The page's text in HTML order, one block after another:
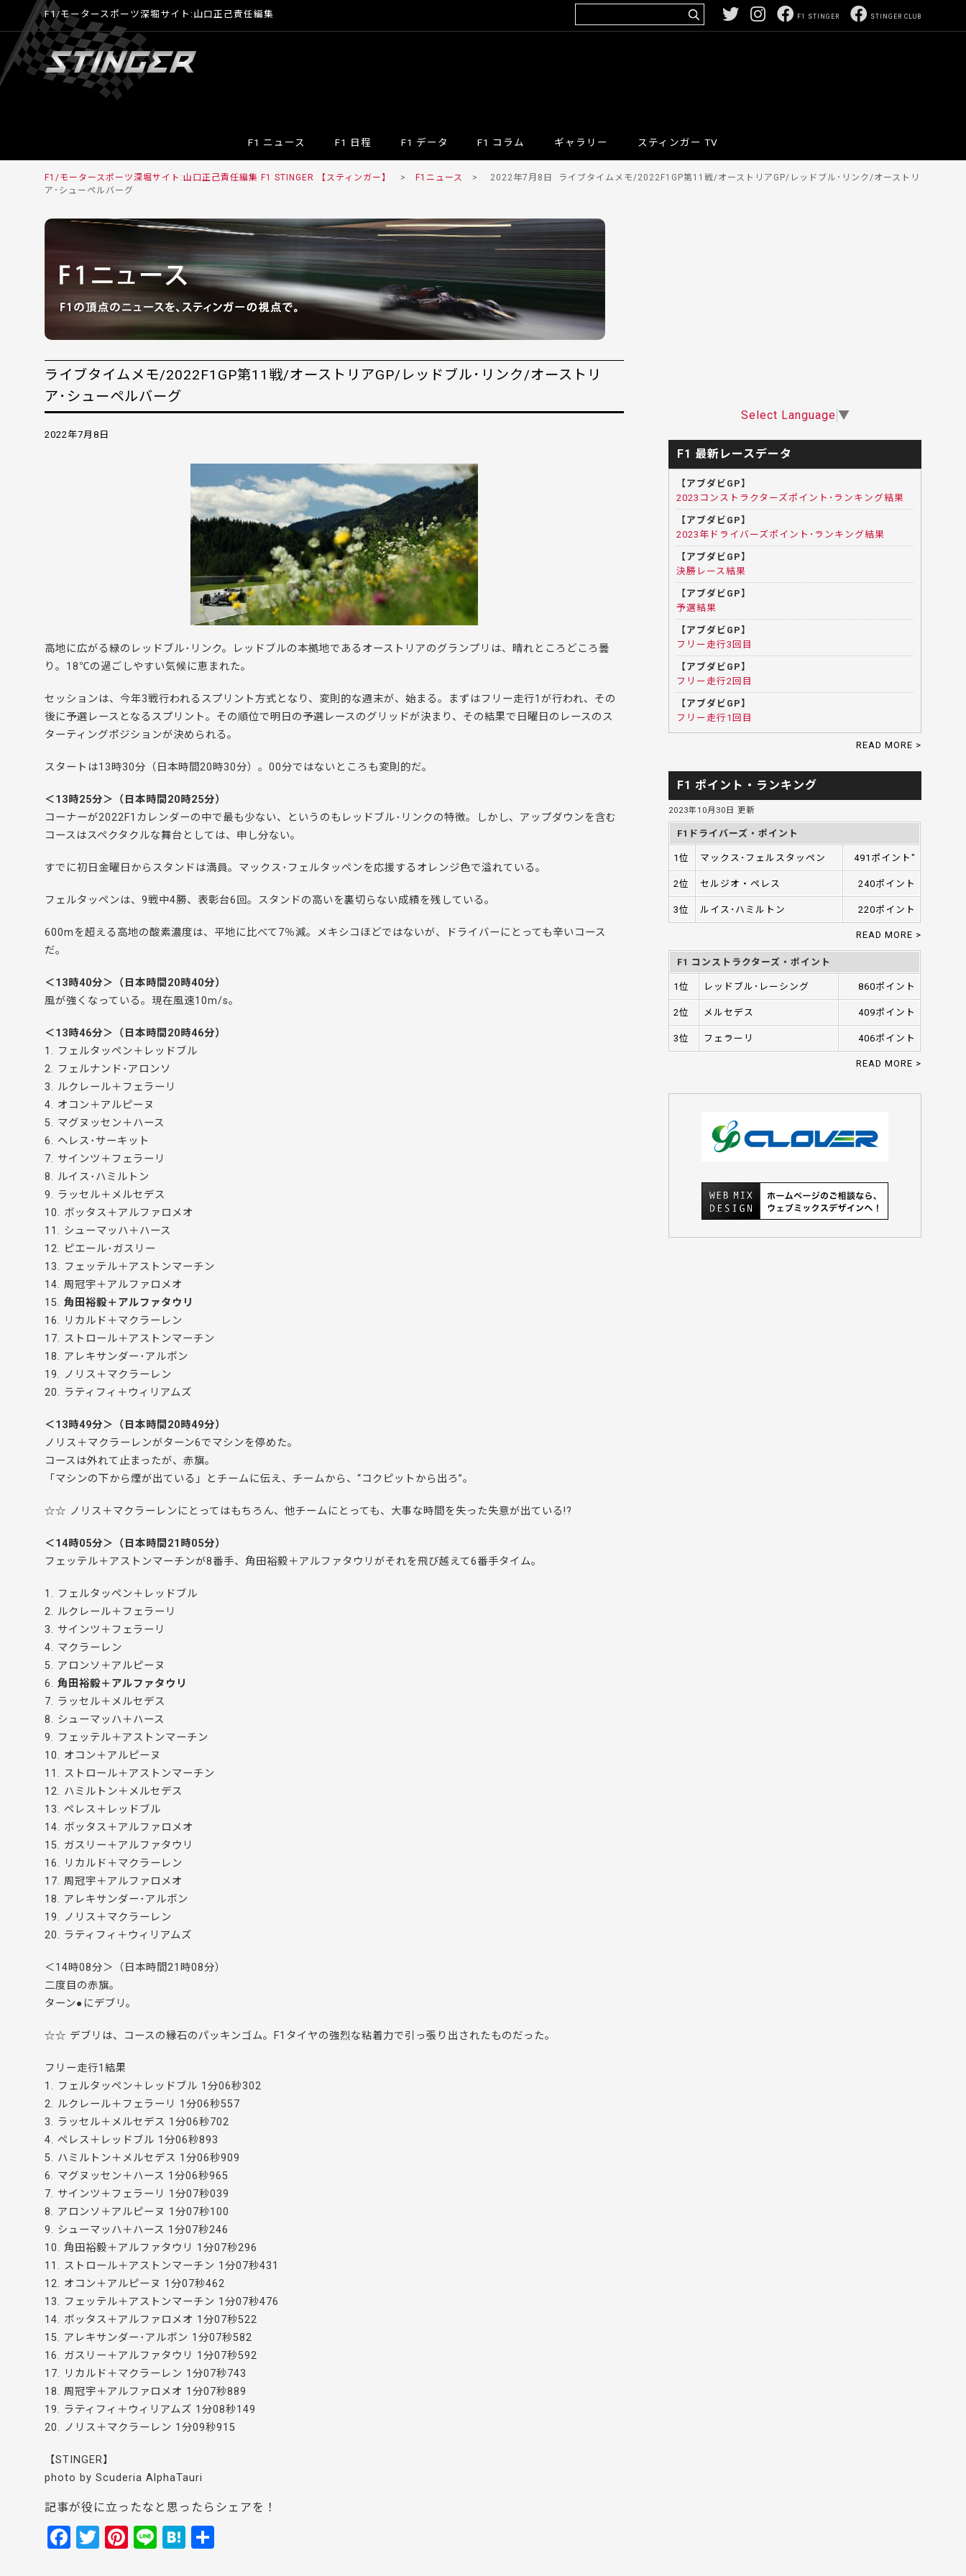
F1/モータースポーツ深堀サイト:山口正己責任編集 STINGER CLUB
F1 STINGER
F1 ニュース F1 日程 F1 データ F1 コラム ギャラリー スティンガー TV
F1/モータースポーツ深堀サイト:山口正己責任編集 F1 STINGER 【スティンガー】 > F1ニュース > 2022年7月8日
ライブタイムメモ/2022F1GP第11戦/オーストリアGP/レッドブル･リンク/オーストリ
ア･シューペルバーグ
ライブタイムメモ/2022F1GP第11戦/オーストリアGP/レッドブル･リンク/オーストリ
ア･シューペルバーグ
2022年7月8日
高地に広がる緑のレッドブル･リンク。レッドブルの本拠地であるオーストリアのグランプリは、晴れところどころ曇
り。18℃の過ごしやすい気候に恵まれた。
セッションは、今年3戦行われるスプリント方式となり、変則的な週末が、始まる。まずはフリー走行1が行われ、その
後に予選レースとなるスプリント。その順位で明日の予選レースのグリッドが決まり、その結果で日曜日のレースのス
ターティングポジションが決められる。
スタートは13時30分（日本時間20時30分）。00分ではないところも変則的だ。
＜13時25分＞（日本時間20時25分）
コーナーが2022F1カレンダーの中で最も少ない、というのもレッドブル･リンクの特徴。しかし、アップダウンを含む
コースはスペクタクルな舞台としては、申し分ない。
すでに初日金曜日からスタンドは満員。マックス･フェルタッペンを応援するオレンジ色で溢れている。
フェルタッペンは、9戦中4勝、表彰台6回。スタンドの高いを裏切らない成績を残している。
600mを超える高地の酸素濃度は、平地に比べて7％減。メキシコほどではないが、ドライバーにとっても辛いコース
だ。
＜13時40分＞（日本時間20時40分）
風が強くなっている。現在風速10m/s。
＜13時46分＞（日本時間20時46分）
1. フェルタッペン＋レッドブル
2. フェルナンド･アロンソ
3. ルクレール＋フェラーリ
4. オコン＋アルピーヌ
5. マグヌッセン＋ハース
6. ヘレス･サーキット
7. サインツ＋フェラーリ
8. ルイス･ハミルトン
9. ラッセル＋メルセデス
10. ボッタス＋アルファロメオ
11. シューマッハ＋ハース
12. ピエール･ガスリー
13. フェッテル＋アストンマーチン
14. 周冠宇＋アルファロメオ
15. 角田裕毅＋アルファタウリ
16. リカルド＋マクラーレン
17. ストロール＋アストンマーチン
18. アレキサンダー･アルボン
19. ノリス＋マクラーレン
20. ラティフィ＋ウィリアムズ
＜13時49分＞（日本時間20時49分）
ノリス＋マクラーレンがターン6でマシンを停めた。
コースは外れて止まったが、赤旗。
「マシンの下から煙が出ている」とチームに伝え、チームから、“コクピットから出ろ”。
☆☆ ノリス＋マクラーレンにとってはもちろん、他チームにとっても、大事な時間を失った失意が出ている!?
＜14時05分＞（日本時間21時05分）
フェッテル＋アストンマーチンが8番手、角田裕毅＋アルファタウリがそれを飛び越えて6番手タイム。
1. フェルタッペン＋レッドブル
2. ルクレール＋フェラーリ
3. サインツ＋フェラーリ
4. マクラーレン
5. アロンソ＋アルピーヌ
6. 角田裕毅＋アルファタウリ
7. ラッセル＋メルセデス
8. シューマッハ＋ハース
9. フェッテル＋アストンマーチン
10. オコン＋アルピーヌ
11. ストロール＋アストンマーチン
12. ハミルトン＋メルセデス
13. ペレス＋レッドブル
14. ボッタス＋アルファロメオ
15. ガスリー＋アルファタウリ
16. リカルド＋マクラーレン
17. 周冠宇＋アルファロメオ
18. アレキサンダー･アルボン
19. ノリス＋マクラーレン
20. ラティフィ＋ウィリアムズ
＜14時08分＞（日本時間21時08分）
二度目の赤旗。
ターン●にデブリ。
☆☆ デブリは、コースの縁石のパッキンゴム。F1タイヤの強烈な粘着力で引っ張り出されたものだった。
フリー走行1結果
1. フェルタッペン＋レッドブル 1分06秒302
2. ルクレール＋フェラーリ 1分06秒557
3. ラッセル＋メルセデス 1分06秒702
4. ペレス＋レッドブル 1分06秒893
5. ハミルトン＋メルセデス 1分06秒909
6. マグヌッセン＋ハース 1分06秒965
7. サインツ＋フェラーリ 1分07秒039
8. アロンソ＋アルピーヌ 1分07秒100
9. シューマッハ＋ハース 1分07秒246
10. 角田裕毅＋アルファタウリ 1分07秒296
11. ストロール＋アストンマーチン 1分07秒431
12. オコン＋アルピーヌ 1分07秒462
13. フェッテル＋アストンマーチン 1分07秒476
14. ボッタス＋アルファロメオ 1分07秒522
15. アレキサンダー･アルボン 1分07秒582
16. ガスリー＋アルファタウリ 1分07秒592
17. リカルド＋マクラーレン 1分07秒743
18. 周冠宇＋アルファロメオ 1分07秒889
19. ラティフィ＋ウィリアムズ 1分08秒149
20. ノリス＋マクラーレン 1分09秒915
【STINGER】
photo by Scuderia AlphaTauri
記事が役に立ったなと思ったらシェアを！
F
T
Pi Li H
Select Language ▼
F1 最新レースデータ
【アブダビGP】
2023コンストラクターズポイント･ランキング結果
【アブダビGP】
2023年ドライバーズポイント･ランキング結果
【アブダビGP】
決勝レース結果
【アブダビGP】
予選結果
【アブダビGP】
フリー走行3回目
【アブダビGP】
フリー走行2回目
【アブダビGP】
フリー走行1回目
READ MORE >
F1 ポイント・ランキング
2023年10月30日 更新
F1ドライバーズ・ポイント
1位 マックス･フェルスタッペン 491ポイント"
2位 セルジオ・ペレス 240ポイント
3位 ルイス･ハミルトン 220ポイント
READ MORE >
F1 コンストラクターズ・ポイント
1位 レッドブル･レーシング 860ポイント
2位 メルセデス 409ポイント
3位 フェラーリ 406ポイント
READ MORE >